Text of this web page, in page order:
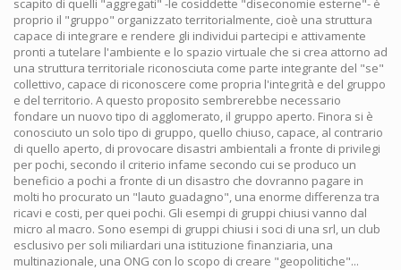
scapito di quelli "aggregati" -le cosiddette "diseconomie esterne"- è
proprio il "gruppo" organizzato territorialmente, cioè una struttura
capace di integrare e rendere gli individui partecipi e attivamente
pronti a tutelare l'ambiente e lo spazio virtuale che si crea attorno ad
una struttura territoriale riconosciuta come parte integrante del "se"
collettivo, capace di riconoscere come propria l'integrità e del gruppo
e del territorio. A questo proposito sembrerebbe necessario
fondare un nuovo tipo di agglomerato, il gruppo aperto. Finora si è
conosciuto un solo tipo di gruppo, quello chiuso, capace, al contrario
di quello aperto, di provocare disastri ambientali a fronte di privilegi
per pochi, secondo il criterio infame secondo cui se produco un
beneficio a pochi a fronte di un disastro che dovranno pagare in
molti ho procurato un "lauto guadagno", una enorme differenza tra
ricavi e costi, per quei pochi. Gli esempi di gruppi chiusi vanno dal
micro al macro. Sono esempi di gruppi chiusi i soci di una srl, un club
esclusivo per soli miliardari una istituzione finanziaria, una
multinazionale, una ONG con lo scopo di creare "geopolitiche"...